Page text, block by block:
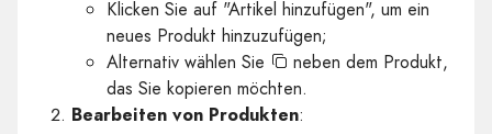
Klicken Sie auf "Artikel hinzufügen", um ein
neues Produkt hinzuzufügen;
Alternativ wählen Sie
neben dem Produkt,
das Sie kopieren möchten.
Bearbeiten von Produkten: